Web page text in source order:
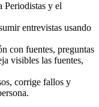
Periodistas y el
entrevistas usando
con fuentes, preguntas
visibles las fuentes,
corrige fallos y